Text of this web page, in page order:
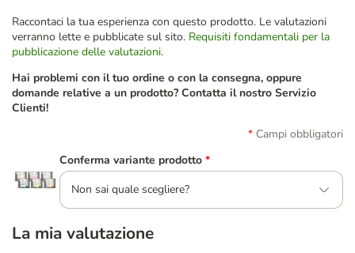
Raccontaci la tua esperienza con questo prodotto. Le valutazioni
verranno lette e pubblicate sul sito. Requisiti fondamentali per la
pubblicazione delle valutazioni.
Hai problemi con il tuo ordine o con la consegna, oppure
domande relative a un prodotto? Contatta il nostro Servizio
Clienti!
Campi obbligatori
Conferma variante prodotto *
Non sai quale scegliere?
La mia valutazione